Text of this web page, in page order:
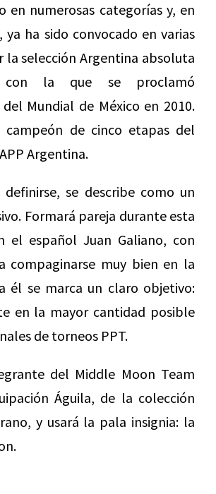
en numerosas categorías y, en
ya ha sido convocado en varias
la selección Argentina absoluta
la que se proclamó
Mundial de México en 2010.
campeón de cinco etapas del
Argentina.
se describe como un
Formará pareja durante esta
el español Juan Galiano, con
compaginarse muy bien en la
él se marca un claro objetivo:
en la mayor cantidad posible
de torneos PPT.
del Middle Moon Team
Águila, de la colección
y usará la pala insignia: la